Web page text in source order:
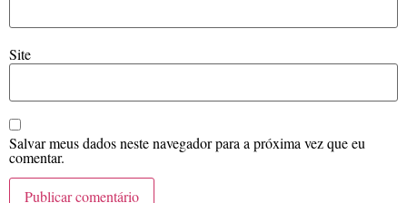
Site
Salvar meus dados neste navegador para a próxima vez que eu
comentar.